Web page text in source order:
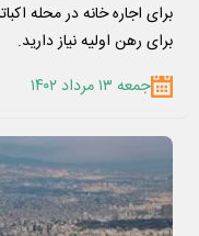
برای رهن اولیه نیاز دارید.
جمعه ۱۳ مرداد ۱۴۰۲